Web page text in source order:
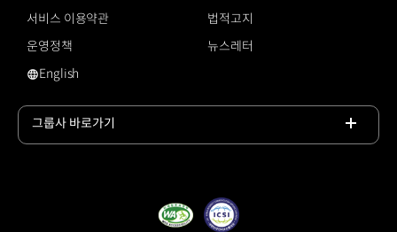
서비스 이용약관
법적고지
운영정책
뉴스레터
영문 사이트로 이동
English
그룹사 바로가기